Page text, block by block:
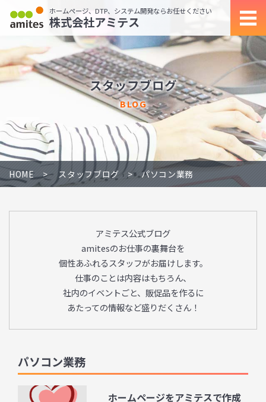
ホームページ、DTP、システム開発ならお任せください
株式会社アミテス
スタッフブログ
BLOG
HOME スタッフブログ パソコン業務
アミテス公式ブログ
amitesのお仕事の裏舞台を
個性あふれるスタッフがお届けします。
仕事のことは内容はもちろん、
社内のイベントごと、販促品を作るに
あたっての情報など盛りだくさん！
パソコン業務
ホームページをアミテスで作成